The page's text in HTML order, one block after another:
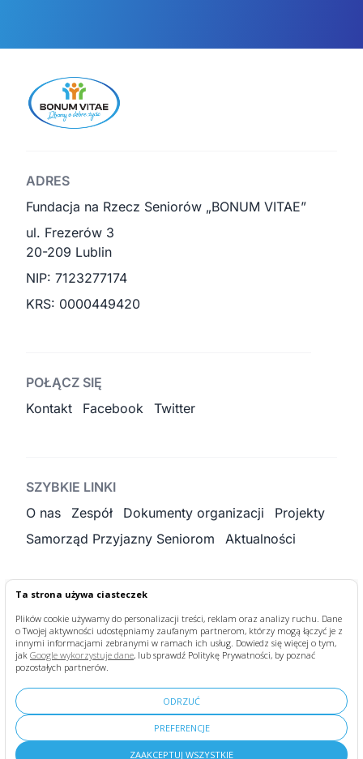
Ta strona używa ciasteczek
Plików cookie używamy do personalizacji treści, reklam oraz analizy ruchu. Dane
o Twojej aktywności udostępniamy zaufanym partnerom, którzy mogą łączyć je z
innymi informacjami zebranymi w ramach ich usług. Dowiedz się więcej o tym,
jak Google wykorzystuje dane, lub sprawdź Politykę Prywatności, by poznać
pozostałych partnerów.
ODRZUĆ
PREFERENCJE
ZAAKCEPTUJ WSZYSTKIE
ADRES
Fundacja na Rzecz Seniorów „BONUM VITAE”
ul. Frezerów 3
20-209 Lublin
NIP: 7123277174
KRS: 0000449420
POŁĄCZ SIĘ
Kontakt
Facebook Twitter
SZYBKIE LINKI
O nas
Zespół Dokumenty organizacji
Projekty
Samorząd Przyjazny Seniorom
Aktualności
KONTAKT
fundacja@bonumvitae.org.pl
+48 884 188 966